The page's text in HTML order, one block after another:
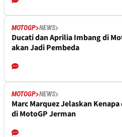
MOTOGP NEWS
Ducati dan Aprilia Imbang di
akan Jadi Pembeda
MOTOGP NEWS
Marc Marquez Jelaskan
di MotoGP Jerman